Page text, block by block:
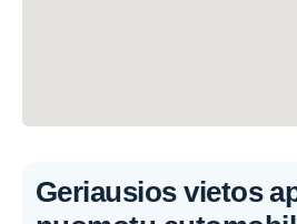
Geriausios vietos